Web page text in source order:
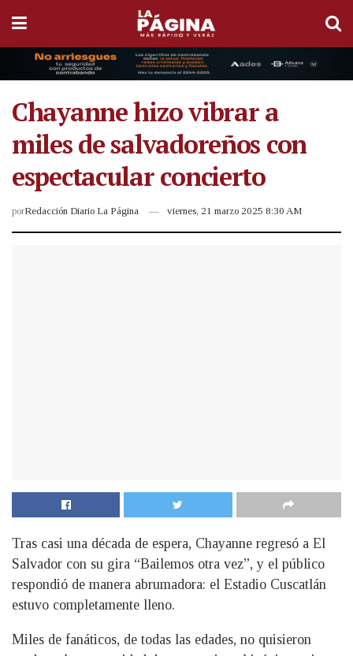
Chayanne hizo vibrar a
miles de salvadoreños con
espectacular concierto
porRedacción Diario La Página viernes, 21 marzo 2025 8:30 AM
Tras casi una década de espera, Chayanne regresó a El
Salvador con su gira “Bailemos otra vez”, y el público
respondió de manera abrumadora: el Estadio Cuscatlán
estuvo completamente lleno.
Miles de fanáticos, de todas las edades, no quisieron